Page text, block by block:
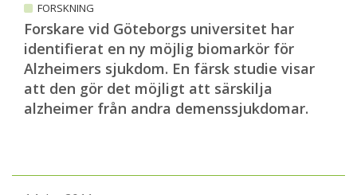
FORSKNING
Forskare vid Göteborgs universitet har
identifierat en ny möjlig biomarkör för
Alzheimers sjukdom. En färsk studie visar
att den gör det möjligt att särskilja
alzheimer från andra demenssjukdomar.